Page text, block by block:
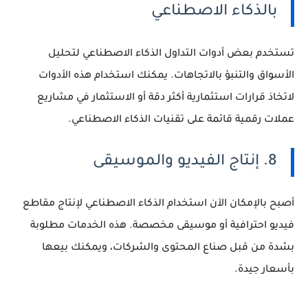
بالذكاء الاصطناعي
تستخدم بعض أدوات التداول الذكاء الاصطناعي لتحليل
الأسواق والتنبؤ بالاتجاهات. يمكنك استخدام هذه الأدوات
لاتخاذ قرارات استثمارية أكثر دقة أو الاستثمار في مشاريع
عملات رقمية قائمة على تقنيات الذكاء الاصطناعي.
8. إنتاج الفيديو والموسيقى
أصبح بالإمكان الآن استخدام الذكاء الاصطناعي لإنتاج مقاطع
فيديو احترافية أو موسيقى مخصصة. هذه الخدمات مطلوبة
بشدة من قبل صناع المحتوى والشركات، ويمكنك بيعها
بأسعار جيدة.